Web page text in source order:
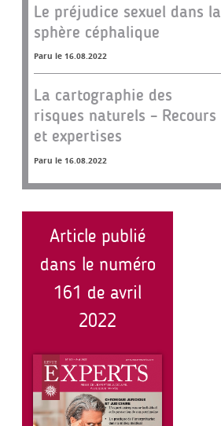
Le préjudice sexuel dans la
sphère céphalique
Paru le 16.08.2022
La cartographie des
risques naturels – Recours
et expertises
Paru le 16.08.2022
Article publié
dans le numéro
161 de avril
2022